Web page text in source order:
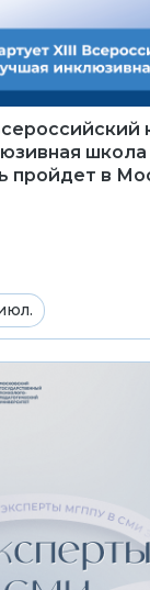
школа
пройдет в